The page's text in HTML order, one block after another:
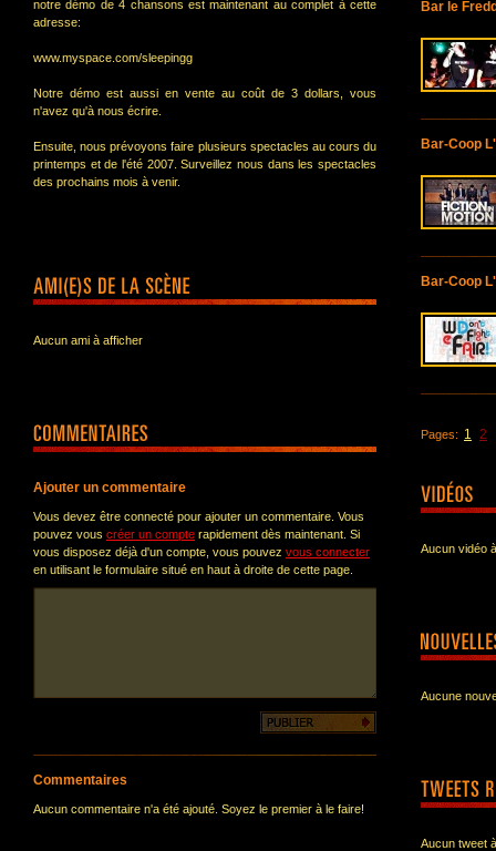
notre démo de 4 chansons est maintenant au complet à cette
adresse:
www.myspace.com/sleepingg
Notre démo est aussi en vente au coût de 3 dollars, vous
n'avez qu'à nous écrire.
Ensuite, nous prévoyons faire plusieurs spectacles au cours du
printemps et de l'été 2007. Surveillez nous dans les spectacles
des prochains mois à venir.
Aucun ami à afficher
Ajouter un commentaire
Vous devez être connecté pour ajouter un commentaire. Vous
pouvez vous créer un compte rapidement dès maintenant. Si
vous disposez déjà d'un compte, vous pouvez vous connecter
en utilisant le formulaire situé en haut à droite de cette page.
Commentaires
Aucun commentaire n'a été ajouté. Soyez le premier à le faire!
Bar le
Bar-Coop
Bar-Coop
Pages: 1 2
Aucun vidéo
Aucune
Aucun tweet